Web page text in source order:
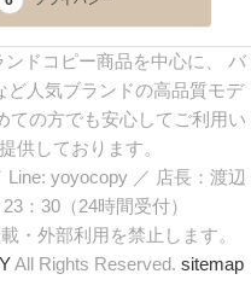
ドコピー商品を中心に、 バ
ど人気ブランドの高品質モデ
ての方でも安心してご利用い
供しております。
Line: yoyocopy ／ 店長：渡辺
：30（24時間受付）
・外部利用を禁止します。
All Rights Reserved. sitemap